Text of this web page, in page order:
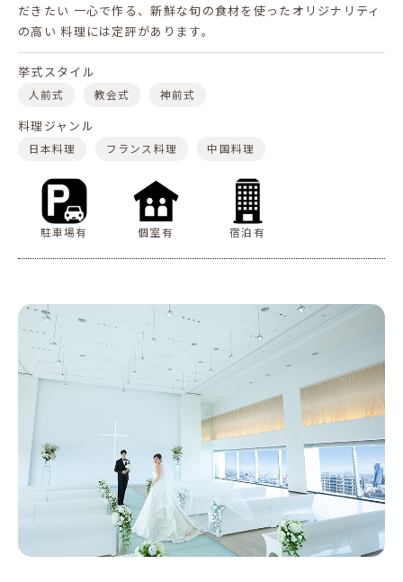
だきたい 一心で作る、新鮮な旬の食材を使ったオリジナリティ
の高い 料理には定評があります。
挙式スタイル
人前式 教会式 神前式
料理ジャンル
日本料理 フランス料理 中国料理
駐車場有 個室有 宿泊有